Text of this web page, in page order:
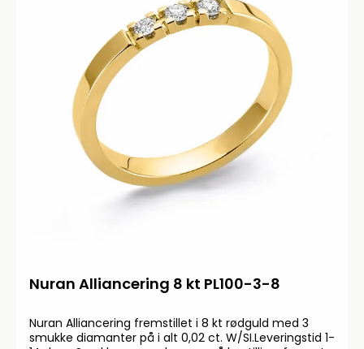
Nuran Alliancering 8 kt PL100-3-8
Nuran Alliancering fremstillet i 8 kt rødguld med 3
smukke diamanter på i alt 0,02 ct. W/SI.Leveringstid 1-